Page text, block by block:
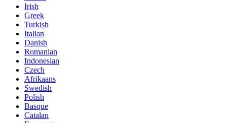
Irish
Greek
Turkish
Italian
Danish
Romanian
Indonesian
Czech
Afrikaans
Swedish
Polish
Basque
Catalan